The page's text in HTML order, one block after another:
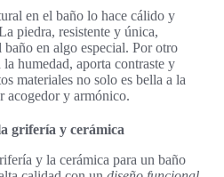
en el baño lo hace cálido y
piedra, resistente y única,
en algo especial. Por otro
humedad, aporta contraste y
materiales no solo es bella a la
acogedor y armónico.
grifería y cerámica
y la cerámica para un baño